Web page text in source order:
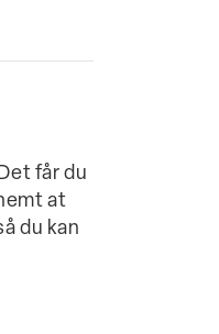
får du
at
du kan